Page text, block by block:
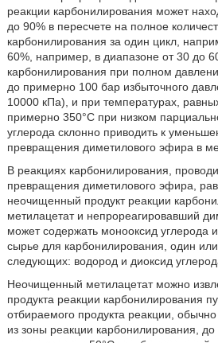
реакции карбонилирования может
до 90% в пересчете на полное
карбонилирования за один цикл,
60%, например, в диапазоне от 30 до
карбонилирования при полном
до примерно 100 бар избыточного
10000 кПа), и при температурах,
примерно 350°С при низком
углерода склонно приводить к
превращения диметилового эфира в
В реакциях карбонилирования,
превращения диметилового эфира,
неочищенный продукт реакции
метилацетат и непрореагировавший
может содержать монооксид углерода
сырье для карбонилирования, один
следующих: водород и диоксид
Неочищенный метилацетат можно
продукта реакции карбонилирования
отбираемого продукта реакции,
из зоны реакции карбонилирования,